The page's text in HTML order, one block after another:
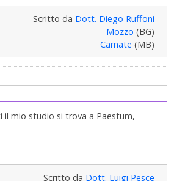
Scritto da Dott. Diego Ruffoni
Mozzo (BG)
Carnate (MB)
mio studio si trova a Paestum,
Scritto da Dott. Luigi Pesce